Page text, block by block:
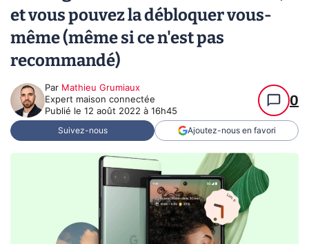
et vous pouvez la débloquer vous-
même (même si ce n'est pas
recommandé)
Par Mathieu Grumiaux
Expert maison connectée
Publié le 12 août 2022 à 16h45
0
Suivez-nous Ajoutez-nous en favori